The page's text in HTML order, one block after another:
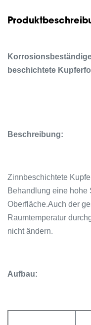
beschichtete
Beschreibung:
Zinnbeschichtete
Behandlung eine hohe
Oberfläche.Auch der
Raumtemperatur
nicht ändern.
Aufbau: